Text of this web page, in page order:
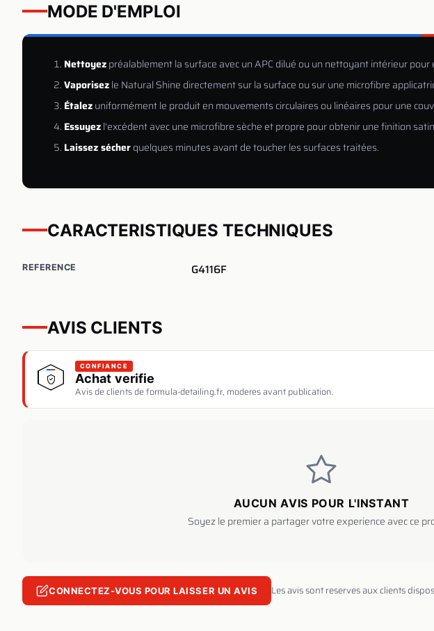
MODE D'EMPLOI
Nettoyezpréalablement la surface avec un APC dilué ou un nettoyant intérieur
Vaporisezle Natural Shine directement sur la surface ou sur une microfibre
Étalezuniformément le produit en mouvements circulaires ou linéaires pour une
Essuyezl'excédent avec une microfibre sèche et propre pour obtenir une finition
Laissez sécherquelques minutes avant de toucher les surfaces traitées.
CARACTERISTIQUES TECHNIQUES
REFERENCE G4116F
AVIS CLIENTS
CONFIANCE
Achat verifie
Avis de clients de formula-detailing.fr, moderes avant publication.
AUCUN AVIS POUR L'INSTANT
Soyez le premier a partager votre experience avec ce
CONNECTEZ-VOUS POUR LAISSER UN AVIS Les avis sont reserves aux clients